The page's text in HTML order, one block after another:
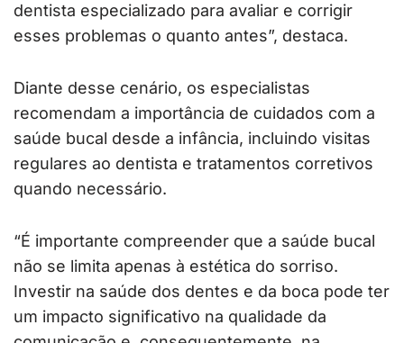
dentista especializado para avaliar e corrigir
esses problemas o quanto antes”, destaca.
Diante desse cenário, os especialistas
recomendam a importância de cuidados com a
saúde bucal desde a infância, incluindo visitas
regulares ao dentista e tratamentos corretivos
quando necessário.
“É importante compreender que a saúde bucal
não se limita apenas à estética do sorriso.
Investir na saúde dos dentes e da boca pode ter
um impacto significativo na qualidade da